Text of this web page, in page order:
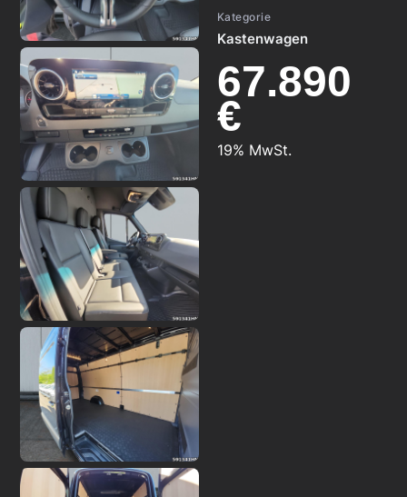
Kategorie
Kastenwagen
67.890
€
19% MwSt.